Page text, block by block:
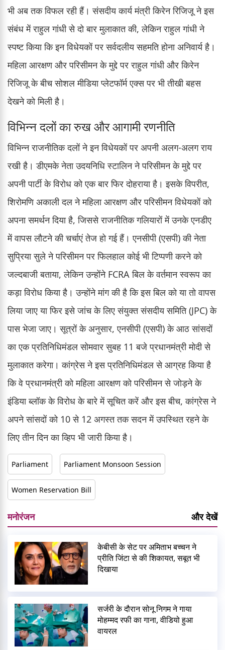
भी अब तक विफल रही हैं। संसदीय कार्य मंत्री किरेन रिजिजू ने इस
संबंध में राहुल गांधी से दो बार मुलाकात की, लेकिन राहुल गांधी ने
स्पष्ट किया कि इन विधेयकों पर सर्वदलीय सहमति होना अनिवार्य है।
महिला आरक्षण और परिसीमन के मुद्दे पर राहुल गांधी और किरेन
रिजिजू के बीच सोशल मीडिया प्लेटफॉर्म एक्स पर भी तीखी बहस
देखने को मिली है।
विभिन्न दलों का रुख और आगामी रणनीति
विभिन्न राजनीतिक दलों ने इन विधेयकों पर अपनी अलग-अलग राय
रखी है। डीएमके नेता उदयनिधि स्टालिन ने परिसीमन के मुद्दे पर
अपनी पार्टी के विरोध को एक बार फिर दोहराया है। इसके विपरीत,
शिरोमणि अकाली दल ने महिला आरक्षण और परिसीमन विधेयकों को
अपना समर्थन दिया है, जिससे राजनीतिक गलियारों में उनके एनडीए
में वापस लौटने की चर्चाएं तेज हो गई हैं। एनसीपी (एसपी) की नेता
सुप्रिया सुले ने परिसीमन पर फिलहाल कोई भी टिप्पणी करने को
जल्दबाजी बताया, लेकिन उन्होंने FCRA बिल के वर्तमान स्वरूप का
कड़ा विरोध किया है। उन्होंने मांग की है कि इस बिल को या तो वापस
लिया जाए या फिर इसे जांच के लिए संयुक्त संसदीय समिति (JPC) के
पास भेजा जाए। सूत्रों के अनुसार, एनसीपी (एसपी) के आठ सांसदों
का एक प्रतिनिधिमंडल सोमवार सुबह 11 बजे प्रधानमंत्री मोदी से
मुलाकात करेगा। कांग्रेस ने इस प्रतिनिधिमंडल से आग्रह किया है
कि वे प्रधानमंत्री को महिला आरक्षण को परिसीमन से जोड़ने के
इंडिया ब्लॉक के विरोध के बारे में सूचित करें और इस बीच, कांग्रेस ने
अपने सांसदों को 10 से 12 अगस्त तक सदन में उपस्थित रहने के
लिए तीन दिन का व्हिप भी जारी किया है।
Parliament Parliament Monsoon Session
Women Reservation Bill
मनोरंजन और देखें
केबीसी के सेट पर अमिताभ बच्चन ने
प्रीति जिंटा से की शिकायत, सबूत भी
दिखाया
सर्जरी के दौरान सोनू निगम ने गाया
मोहम्मद रफी का गाना, वीडियो हुआ
वायरल